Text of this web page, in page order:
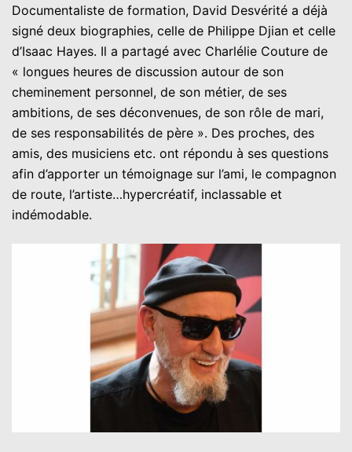
Documentaliste de formation, David Desvérité a déjà
signé deux biographies, celle de Philippe Djian et celle
d’Isaac Hayes. Il a partagé avec Charlélie Couture de
« longues heures de discussion autour de son
cheminement personnel, de son métier, de ses
ambitions, de ses déconvenues, de son rôle de mari,
de ses responsabilités de père ». Des proches, des
amis, des musiciens etc. ont répondu à ses questions
afin d’apporter un témoignage sur l’ami, le compagnon
de route, l’artiste…hypercréatif, inclassable et
indémodable.